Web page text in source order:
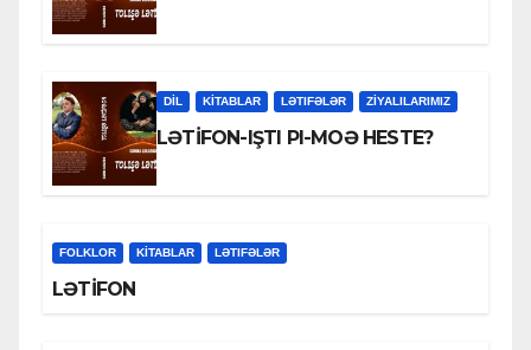
DİL KİTABLAR LƏTIFƏLƏR ZİYALILARIMIZ
LƏTİFON-IŞTI PI-MOƏ HESTE?
FOLKLOR KİTABLAR LƏTIFƏLƏR
LƏTİFON